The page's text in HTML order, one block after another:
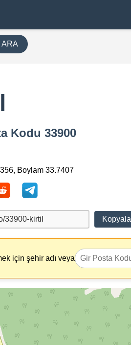
ARA
Kodu 33900
Boylam 33.7407
Kopyala
için şehir adı veya